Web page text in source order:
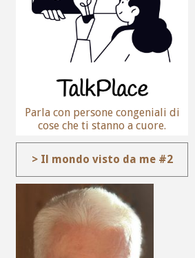
Parla con persone congeniali di
cose che ti stanno a cuore.
> Il mondo visto da me #2